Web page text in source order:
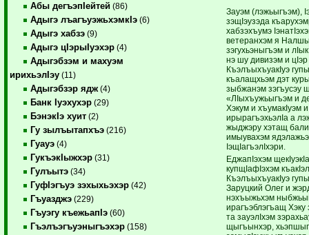
Абы дегъэпIейтей (86)
Адыгэ лъагъуэжьхэмкIэ (6)
Адыгэ хабзэ (9)
Адыгэ цIэрыIуэхэр (4)
Адыгэбзэм и махуэм
ирихьэлIэу (11)
Адыгэбзэр ядж (4)
Банк Iуэхухэр (29)
БэнэкIэ хуит (2)
Гу зылъытапхъэ (216)
Гуауэ (4)
ГукъэкIыжхэр (31)
Гулъытэ (34)
ГуфIэгъуэ зэхыхьэхэр (42)
Гъуазджэ (229)
Гъуэгу къежьапIэ (60)
Гъэлъэгъуэныгъэхэр (158)
Зауэм (лэжьыгъэм),
зэщIэузэда
хабзэхъумэ
ветеранхэм я
зэгухьэныгъэм и
нэ шу дивизэм и цIэр
КъэлъыхъуакIуэ
къалащхьэм дэт
зыбжанэм зэгъусэу
«ЛIыхъужьыгъэм и
Хэкум и хъумакIуэм
ирырагъэхьэлIа а
жыджэру хэтащ
имыувахэм ядэлажьэ
IэщIагъэлIхэри.
ЕджапIэхэм
купщIафIэхэм
КъэлъыхъуакIуэ
Заруцкий Олег и
нэхъыжьхэм
ирагъэблэгъащ Хэку
та зауэлIхэм
щыгъынхэр,